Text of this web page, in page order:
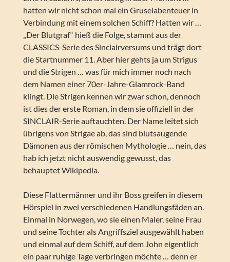
hatten wir nicht schon mal ein Gruselabenteuer in
Verbindung mit einem solchen Schiff? Hatten wir …
„Der Blutgraf“ hieß die Folge, stammt aus der
CLASSICS-Serie des Sinclairversums und trägt dort
die Startnummer 11. Aber hier gehts ja um Strigus
und die Strigen … was für mich immer noch nach
dem Namen einer 70er-Jahre-Glamrock-Band
klingt. Die Strigen kennen wir zwar schon, dennoch
ist dies der erste Roman, in dem sie offiziell in der
SINCLAIR-Serie auftauchten. Der Name leitet sich
übrigens von Strigae ab, das sind blutsaugende
Dämonen aus der römischen Mythologie … nein, das
hab ich jetzt nicht auswendig gewusst, das
behauptet Wikipedia.
Diese Flattermänner und ihr Boss greifen in diesem
Hörspiel in zwei verschiedenen Handlungsfäden an.
Einmal in Norwegen, wo sie einen Maler, seine Frau
und seine Tochter als Angriffsziel ausgewählt haben
und einmal auf dem Schiff, auf dem John eigentlich
ein paar ruhige Tage verbringen möchte … denn er